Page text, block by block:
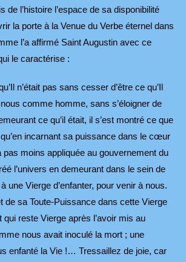
de l’histoire l’espace de sa disponibilité
la porte à la Venue du Verbe éternel dans
l’a affirmé Saint Augustin avec ce
le caractérise :
n’était pas sans cesser d’être ce qu’Il
comme homme, sans s’éloigner de
ce qu’il était, il s’est montré ce que
incarnant sa puissance dans le cœur
pas moins appliquée au gouvernement du
l’univers en demeurant dans le sein de
une Vierge d’enfanter, pour venir à nous.
de sa Toute-Puissance dans cette Vierge
qui reste Vierge après l’avoir mis au
nous avait inoculé la mort ; une
enfanté la Vie !… Tressaillez de joie, car